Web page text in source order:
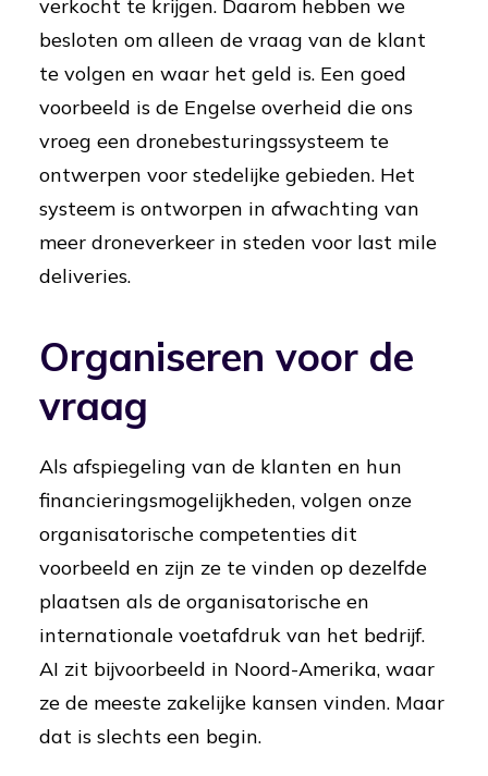
verkocht te krijgen. Daarom hebben we
besloten om alleen de vraag van de klant
te volgen en waar het geld is. Een goed
voorbeeld is de Engelse overheid die ons
vroeg een dronebesturingssysteem te
ontwerpen voor stedelijke gebieden. Het
systeem is ontworpen in afwachting van
meer droneverkeer in steden voor last mile
deliveries.
Organiseren voor de
vraag
Als afspiegeling van de klanten en hun
financieringsmogelijkheden, volgen onze
organisatorische competenties dit
voorbeeld en zijn ze te vinden op dezelfde
plaatsen als de organisatorische en
internationale voetafdruk van het bedrijf.
AI zit bijvoorbeeld in Noord-Amerika, waar
ze de meeste zakelijke kansen vinden. Maar
dat is slechts een begin.